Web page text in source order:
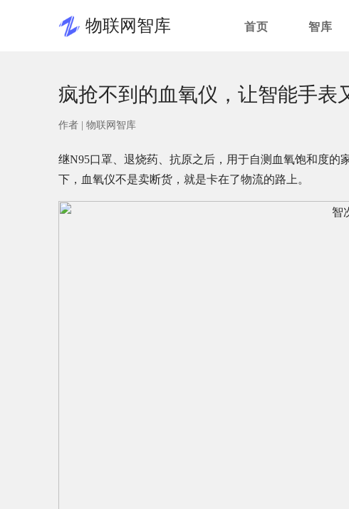
物联网智库 首页 智库
疯抢不到的血氧仪，让智能手表
作者 | 物联网智库
继N95口罩、退烧药、抗原之后，用于自测血氧饱和度
下，血氧仪不是卖断货，就是卡在了物流的路上。